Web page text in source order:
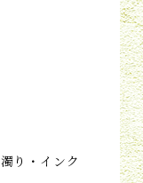
り・インク